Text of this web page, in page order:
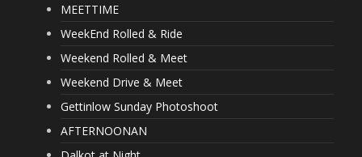
MEETTIME
WeekEnd Rolled & Ride
Weekend Rolled & Meet
Weekend Drive & Meet
Gettinlow Sunday Photoshoot
AFTERNOONAN